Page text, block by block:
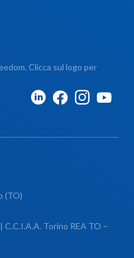
Clicca sul logo per
(TO)
Torino REA TO –